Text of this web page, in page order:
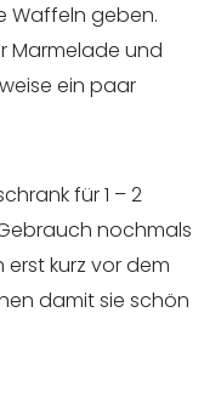
Waffeln geben.
Marmelade und
ein paar
für 1 – 2
nochmals
kurz vor dem
damit sie schön